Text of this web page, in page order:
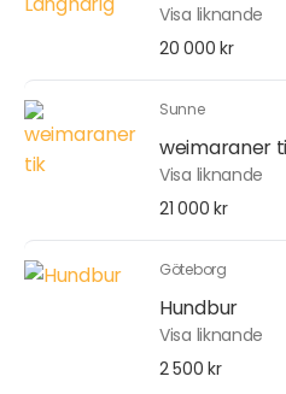
Visa liknande
20 000 kr
Sunne
weimaraner
Visa liknande
21 000 kr
Göteborg
Hundbur
Visa liknande
2 500 kr